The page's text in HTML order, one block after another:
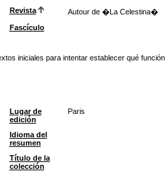
Revista
Autour de �La Celestina�
Fascículo
iniciales para intentar establecer qué
Lugar de
edición
Paris
Idioma del
resumen
Título de la
colección